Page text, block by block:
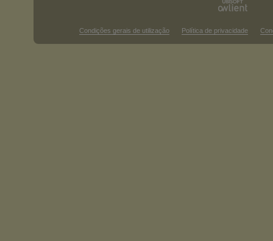
Condições gerais de utilização Política de privacidade